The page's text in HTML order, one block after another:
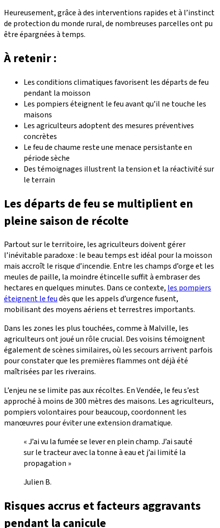
Heureusement, grâce à des interventions rapides et à l’instinct
de protection du monde rural, de nombreuses parcelles ont pu
être épargnées à temps.
À retenir :
Les conditions climatiques favorisent les départs de feu
pendant la moisson
Les pompiers éteignent le feu avant qu’il ne touche les
maisons
Les agriculteurs adoptent des mesures préventives
concrètes
Le feu de chaume reste une menace persistante en
période sèche
Des témoignages illustrent la tension et la réactivité sur
le terrain
Les départs de feu se multiplient en
pleine saison de récolte
Partout sur le territoire, les agriculteurs doivent gérer
l’inévitable paradoxe : le beau temps est idéal pour la moisson
mais accroît le risque d’incendie. Entre les champs d’orge et les
meules de paille, la moindre étincelle suffit à embraser des
hectares en quelques minutes. Dans ce contexte,les pompiers
éteignent le feudès que les appels d’urgence fusent,
mobilisant des moyens aériens et terrestres importants.
Dans les zones les plus touchées, comme à Malville, les
agriculteurs ont joué un rôle crucial. Des voisins témoignent
également de scènes similaires, où les secours arrivent parfois
pour constater que les premières flammes ont déjà été
maîtrisées par les riverains.
L’enjeu ne se limite pas aux récoltes. En Vendée, le feu s’est
approché à moins de 300 mètres des maisons. Les agriculteurs,
pompiers volontaires pour beaucoup, coordonnent les
manœuvres pour éviter une extension dramatique.
« J’ai vu la fumée se lever en plein champ. J’ai sauté
sur le tracteur avec la tonne à eau et j’ai limité la
propagation »
Julien B.
Risques accrus et facteurs aggravants
pendant la canicule